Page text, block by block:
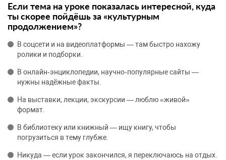
Если тема на уроке показалась интересной, куда
ты скорее пойдёшь за «культурным
продолжением»?
В соцсети и на видеоплатформы — там быстро нахожу
ролики и подборки.
В онлайн‑энциклопедии, научно‑популярные сайты —
нужны надёжные факты.
На выставки, лекции, экскурсии — люблю «живой»
формат.
В библиотеку или книжный — ищу книгу, чтобы
погрузиться в тему глубже.
Никуда — если урок закончился, я переключаюсь на отдых.